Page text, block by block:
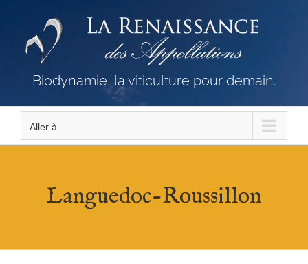
contenu
Biodynamie, la viticulture pour demain.
Aller à...
Languedoc-Roussillon